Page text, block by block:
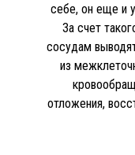
себе, он еще и
За счет
сосудам
из
отложения,